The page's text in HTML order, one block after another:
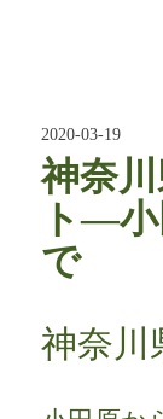
2020-03-19
神奈
ト―
で
神奈川